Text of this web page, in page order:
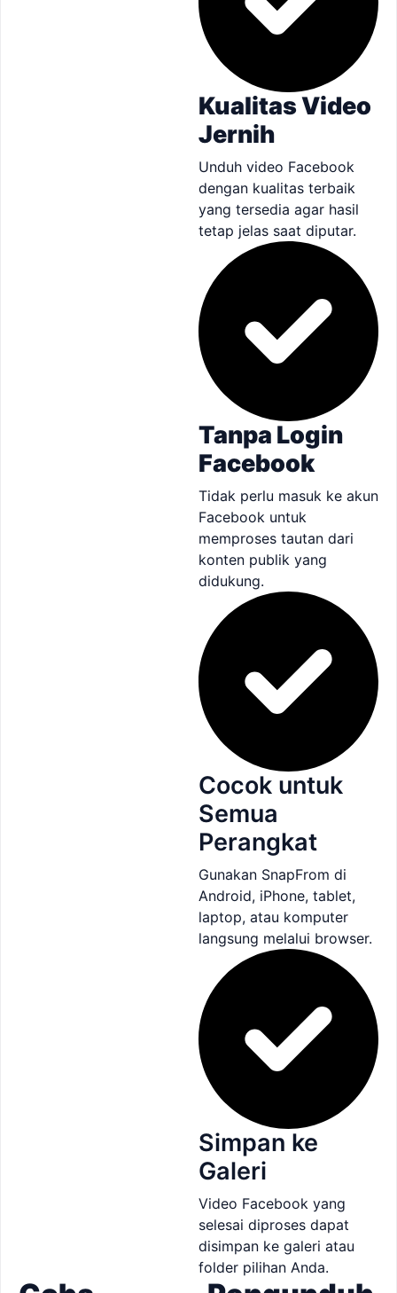
Kualitas Video
Jernih
Unduh video Facebook
dengan kualitas terbaik
yang tersedia agar hasil
tetap jelas saat diputar.
Tanpa Login
Facebook
Tidak perlu masuk ke akun
Facebook untuk
memproses tautan dari
konten publik yang
didukung.
Cocok untuk
Semua
Perangkat
Gunakan SnapFrom di
Android, iPhone, tablet,
laptop, atau komputer
langsung melalui browser.
Simpan ke
Galeri
Video Facebook yang
selesai diproses dapat
disimpan ke galeri atau
folder pilihan Anda.